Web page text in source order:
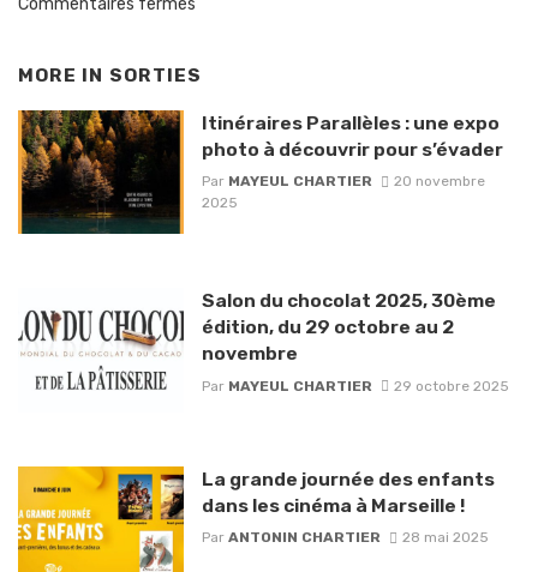
Commentaires fermés
MORE IN SORTIES
Itinéraires Parallèles : une expo
photo à découvrir pour s’évader
Par MAYEUL CHARTIER
20 novembre
2025
Salon du chocolat 2025, 30ème
édition, du 29 octobre au 2
novembre
Par MAYEUL CHARTIER 29 octobre 2025
La grande journée des enfants
dans les cinéma à Marseille !
Par ANTONIN CHARTIER 28 mai 2025